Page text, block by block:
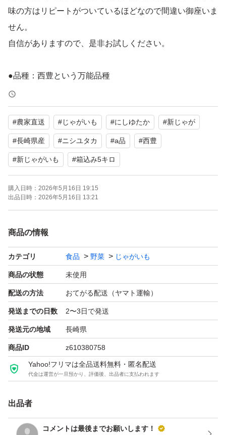
味の方はリピートがついているほどなので間違い御座いま
せん。
自信がありますので、是非お試しください。
●品種：西豊という万能品種
水分が多く、みずみずしいお芋です。
ポテトサラダ、コロッケ、肉じゃが等にオススメです。
煮崩れのしにくいのも特徴です。
●size：Sから２L
となります。
収穫時、気を付けていますがどうしても多少剥けます。気
になられる方はご遠慮ください。
食べる際には何も問題ないです。
目視で確認しておりますが、農作物のため、傷・汚れや発
送途中での潰れ、皮むけ等はご理解頂ける方でお願い致し
ます。
繁忙期の為、発送までに2〜3日かかりますので、ご了承
下さい。
採れたての新じゃがいもを是非ご賞味ください。
#農家直送 #じゃがいも #にしゆたか #新じゃが
#長崎県産 #ニシユタカ #a品 #西豊
#新じゃがいも #箱込み5キロ
購入日時： 2026年5月16日 19:15
出品日時： 2026年5月16日 13:21
商品の情報
カテゴリ 食品 野菜 じゃがいも
商品の状態 未使用
配送の方法 おてがる配送（ヤマト運輸）
発送までの日数 2〜3日で発送
発送元の地域 長崎県
商品ID z610380758
Yahoo!フリマは全品送料無料・匿名配送
代金は運営が一旦預かり、評価後、出品者に支払われます
出品者
コメントは最後までお願いします！